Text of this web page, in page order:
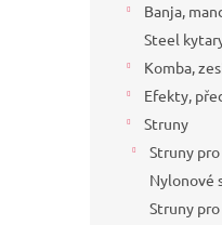
Banja,
Steel
Komba,
Efekty,
Struny
Struny
Nylonové
Struny